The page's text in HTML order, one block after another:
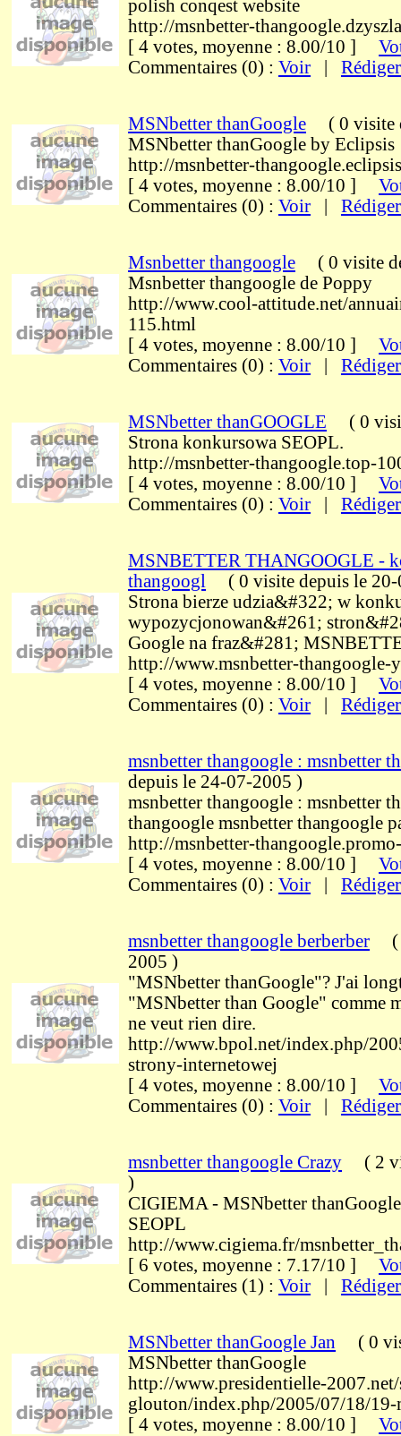
polish conqest website
http://msnbetter-
[ 4 votes, moyenne : 8.00/10 ]
Commentaires (0) : Voir Rédiger
MSNbetter thanGoogle ( 0 visite
MSNbetter thanGoogle by Eclipsis
http://msnbetter-
[ 4 votes, moyenne : 8.00/10 ]
Commentaires (0) : Voir Rédiger
Msnbetter thangoogle ( 0 visite
Msnbetter thangoogle de Poppy
http://www.cool-attitude.net/
115.html
[ 4 votes, moyenne : 8.00/10 ]
Commentaires (0) : Voir Rédiger
MSNbetter thanGOOGLE ( 0
Strona konkursowa SEOPL.
http://msnbetter-thangoogle.top-
[ 4 votes, moyenne : 8.00/10 ]
Commentaires (0) : Voir Rédiger
MSNBETTER THANGOOGLE -
thangoogl
( 0 visite depuis le
Strona bierze udzia&#322; w
wypozycjonowan&#261;
Google na fraz&#281;
http://www.msnbetter-thangoogle-
[ 4 votes, moyenne : 8.00/10 ]
Commentaires (0) : Voir Rédiger
msnbetter thangoogle : msnbetter
depuis le 24-07-2005 )
msnbetter thangoogle : msnbetter
thangoogle msnbetter thangoogle
http://msnbetter-
[ 4 votes, moyenne : 8.00/10 ]
Commentaires (0) : Voir Rédiger
msnbetter thangoogle berberber (
2005 )
"MSNbetter thanGoogle"? J'ai
"MSNbetter than Google" comme
ne veut rien dire.
http://www.bpol.net/index.php/
strony-internetowej
[ 4 votes, moyenne : 8.00/10 ]
Commentaires (0) : Voir Rédiger
msnbetter thangoogle Crazy ( 2
)
CIGIEMA - MSNbetter
SEOPL
http://www.cigiema.fr/
[ 6 votes, moyenne : 7.17/10 ]
Commentaires (1) : Voir Rédiger
MSNbetter thanGoogle Jan ( 0
MSNbetter thanGoogle
http://www.presidentielle-
glouton/index.php/2005/07/18/19-
[ 4 votes, moyenne : 8.00/10 ]